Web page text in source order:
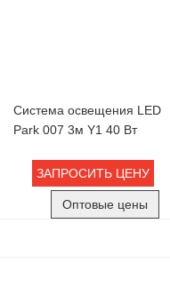
Система освещения LED
Park 007 3м Y1 40 Вт
ЗАПРОСИТЬ ЦЕНУ
Оптовые цены